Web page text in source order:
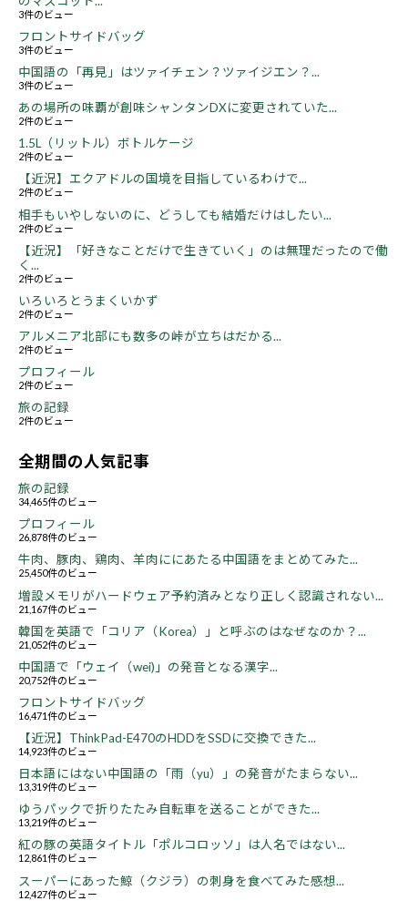
3件のビュー
フロントサイドバッグ
3件のビュー
中国語の「再見」はツァイチェン？ツァイジエン？...
3件のビュー
あの場所の味覇が創味シャンタンDXに変更されていた...
2件のビュー
1.5L（リットル）ボトルケージ
2件のビュー
【近況】エクアドルの国境を目指しているわけで...
2件のビュー
相手もいやしないのに、どうしても結婚だけはしたい...
2件のビュー
【近況】「好きなことだけで生きていく」のは無理だったので働
く...
2件のビュー
いろいろとうまくいかず
2件のビュー
アルメニア北部にも数多の峠が立ちはだかる...
2件のビュー
プロフィール
2件のビュー
旅の記録
2件のビュー
全期間の人気記事
旅の記録
34,465件のビュー
プロフィール
26,878件のビュー
牛肉、豚肉、鶏肉、羊肉ににあたる中国語をまとめてみた...
25,450件のビュー
増設メモリがハードウェア予約済みとなり正しく認識されない...
21,167件のビュー
韓国を英語で「コリア（Korea）」と呼ぶのはなぜなのか？...
21,052件のビュー
中国語で「ウェイ（wei)」の発音となる漢字...
20,752件のビュー
フロントサイドバッグ
16,471件のビュー
【近況】ThinkPad-E470のHDDをSSDに交換できた...
14,923件のビュー
日本語にはない中国語の「雨（yu）」の発音がたまらない...
13,319件のビュー
ゆうパックで折りたたみ自転車を送ることができた...
13,219件のビュー
紅の豚の英語タイトル「ポルコロッソ」は人名ではない...
12,861件のビュー
スーパーにあった鯨（クジラ）の刺身を食べてみた感想...
12,427件のビュー